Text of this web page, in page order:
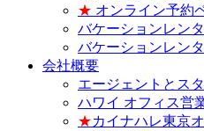
★ オンライン予約
バケーションレン
バケーションレン
会社概要
エージェントとス
ハワイ オフィス営
★カイナハレ東京